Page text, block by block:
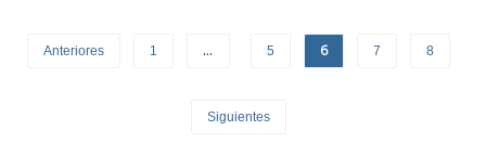
Anteriores 1 … 5 6 7 8
Siguientes